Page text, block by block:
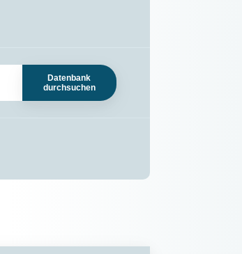
Datenbank
durchsuchen